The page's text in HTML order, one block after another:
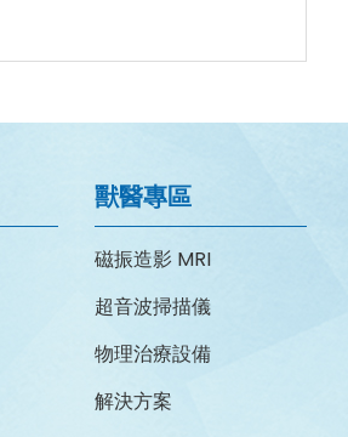
獸醫專區
磁振造影 MRI
超音波掃描儀
物理治療設備
解決方案